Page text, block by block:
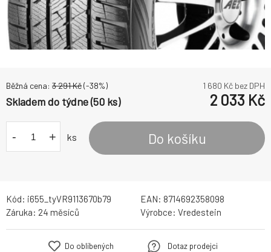
Běžná cena: 3 291Kč(-38%) 1 680 Kč bez DPH
Skladem do týdne (50 ks) 2 033 Kč
- + ks Do košíku
Kód: i655_tyVR9113670b79 EAN: 8714692358098
Záruka: 24 měsíců Výrobce: Vredestein
Do oblíbených
Dotaz prodejci